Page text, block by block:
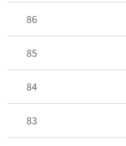
86
85
84
83